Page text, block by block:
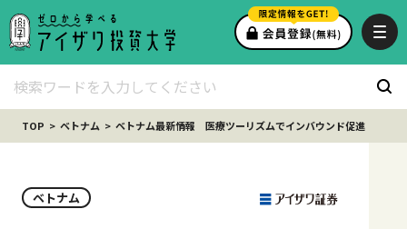
TOP ベトナム ベトナム最新情報 医療ツーリズムでインバウンド促進
ベトナム